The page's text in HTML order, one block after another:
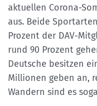
aktuellen Corona-
aus. Beide
Prozent der DAV-
rund 90 Prozent
Deutsche besitzen
Millionen geben an,
Wandern sind es